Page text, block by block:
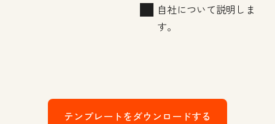
自社について説明しま
す。
テンプレートをダウンロードする